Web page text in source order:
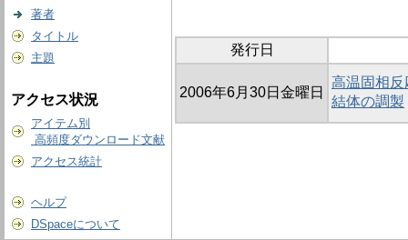
著者
タイトル
主題
アクセス状況
アイテム別
高頻度ダウンロード文献
アクセス統計
ヘルプ
DSpaceについて
発行日
2006年6月30日金曜日
高温固相
結体の調製